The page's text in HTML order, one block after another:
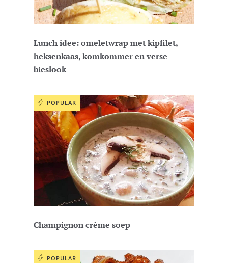
Lunch idee: omeletwrap met kipfilet,
heksenkaas, komkommer en verse
bieslook
POPULAR
Champignon crème soep
POPULAR